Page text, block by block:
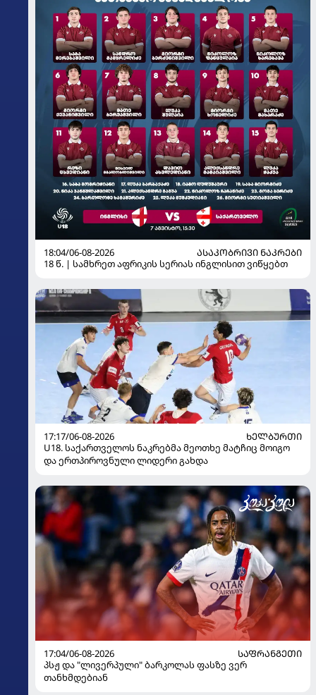
18:04/06-08-2026
ᲐᲡᲐᲙᲝᲑᲠᲘᲕᲘ ᲜᲐᲙᲠᲔᲑᲘ
18 წ. | სამხრეთ აფრიკის სერიას ინგლისით ვიწყებთ
17:17/06-08-2026
ᲮᲔᲚᲑᲣᲠᲗᲘ
U18. საქართველოს ნაკრებმა მეოთხე მატჩიც მოიგო
და ერთპიროვნული ლიდერი გახდა
17:04/06-08-2026
ᲡᲐᲤᲠᲐᲜᲒᲔᲗᲘ
პსჟ და "ლივერპული" ბარკოლას ფასზე ვერ
თანხმდებიან